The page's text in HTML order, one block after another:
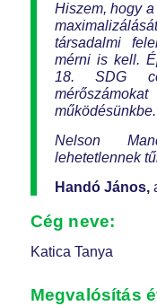
Hiszem, hogy
társadalmi
mérni is kell.
18. SDG
működésünkbe.
Nelson
lehetetlennek
Handó János,
Cég neve:
Katica Tanya
Megvalósítás